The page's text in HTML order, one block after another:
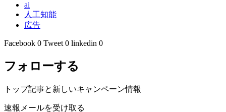
ai
人工知能
広告
Facebook 0 Tweet 0 linkedin 0
フォローする
トップ記事と新しいキャンペーン情報
速報メールを受け取る